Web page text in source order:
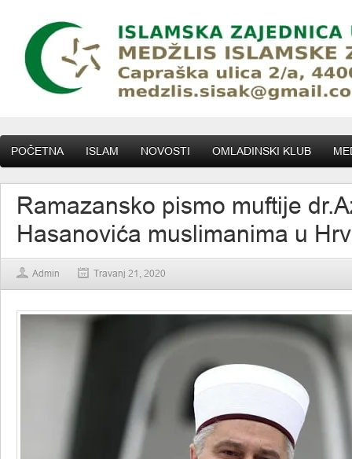
POČETNA ISLAM NOVOSTI OMLADINSKI KLUB
Ramazansko pismo muftije
Hasanovića muslimanima u
Admin Travanj 21, 2020